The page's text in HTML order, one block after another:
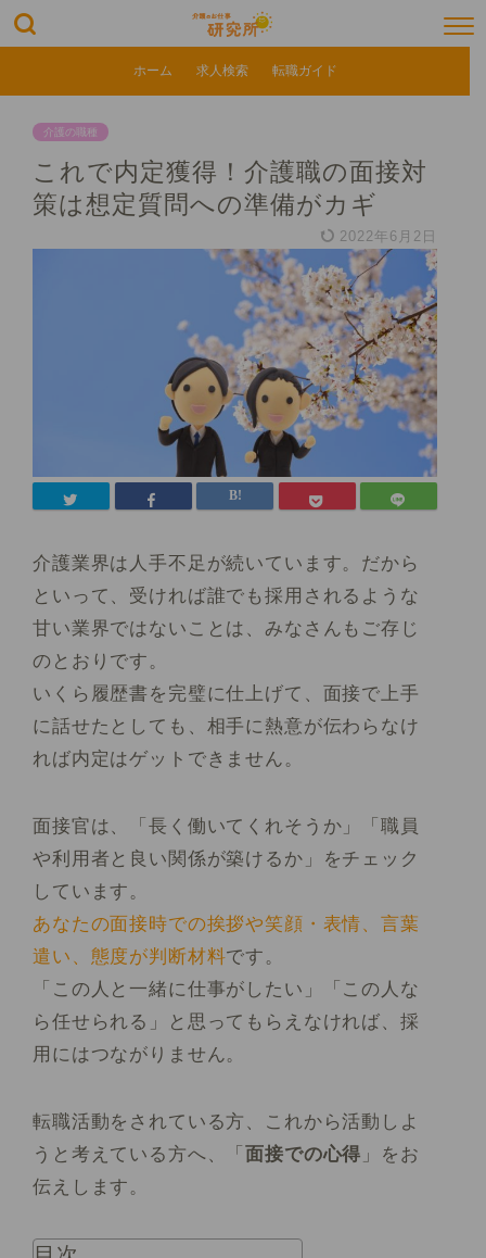
ホーム 求人検索 転職ガイド
介護の職種
これで内定獲得！介護職の面接対
策は想定質問への準備がカギ
2022年6月2日
介護業界は人手不足が続いています。だから
といって、受ければ誰でも採用されるような
甘い業界ではないことは、みなさんもご存じ
のとおりです。
いくら履歴書を完璧に仕上げて、面接で上手
に話せたとしても、相手に熱意が伝わらなけ
れば内定はゲットできません。
面接官は、
「長く働いてくれそうか」「職員
や利用者と良い関係が築けるか」
をチェック
しています。
あなたの面接時での挨拶や笑顔・表情、言葉
遣い、態度が判断材料です。
「この人と一緒に仕事がしたい」「この人な
ら任せられる」と思ってもらえなければ、採
用にはつながりません。
転職活動をされている方、これから活動しよ
うと考えている方へ、「面接での心得 」をお
伝えします。